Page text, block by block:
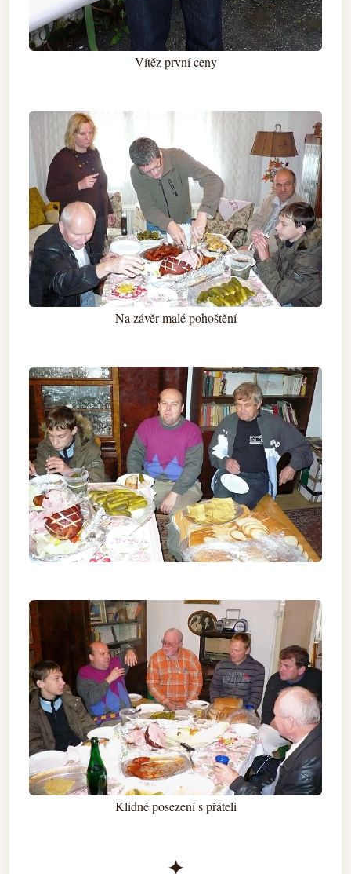
Vítěz první ceny
Na závěr malé pohoštění
Klidné posezení s přáteli